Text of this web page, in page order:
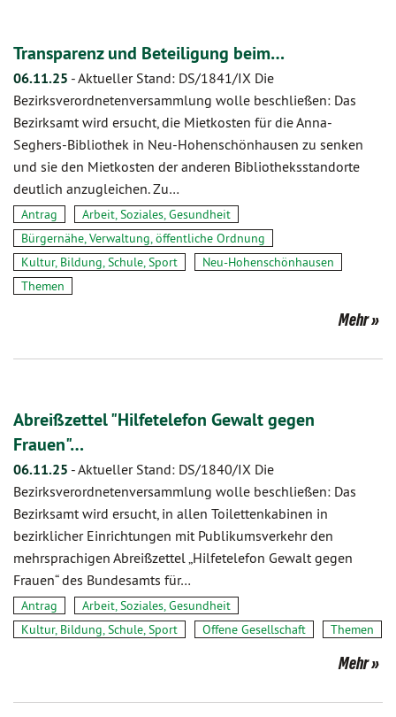
Transparenz und Beteiligung beim…
06.11.25 -Aktueller Stand: DS/1841/IX Die
Bezirksverordnetenversammlung wolle beschließen: Das
Bezirksamt wird ersucht, die Mietkosten für die Anna-
Seghers-Bibliothek in Neu-Hohenschönhausen zu senken
und sie den Mietkosten der anderen Bibliotheksstandorte
deutlich anzugleichen. Zu…
Antrag
Arbeit, Soziales, Gesundheit
Bürgernähe, Verwaltung, öffentliche Ordnung
Kultur, Bildung, Schule, Sport
Neu-Hohenschönhausen
Themen
Mehr
Abreißzettel "Hilfetelefon Gewalt gegen
Frauen"…
06.11.25 -Aktueller Stand: DS/1840/IX Die
Bezirksverordnetenversammlung wolle beschließen: Das
Bezirksamt wird ersucht, in allen Toilettenkabinen in
bezirklicher Einrichtungen mit Publikumsverkehr den
mehrsprachigen Abreißzettel „Hilfetelefon Gewalt gegen
Frauen“ des Bundesamts für…
Antrag
Arbeit, Soziales, Gesundheit
Kultur, Bildung, Schule, Sport
Offene Gesellschaft Themen
Mehr